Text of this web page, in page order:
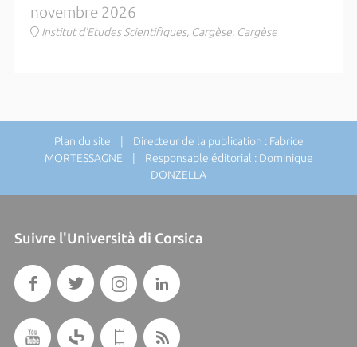
novembre 2026
Institut d'Etudes Scientifiques, Cargèse, Cargèse
Plan du site | Directeur de la publication : Fabrice
MORTESSAGNE | Responsable éditorial : Dominique
DONZELLA
Suivre l'Università di Corsica